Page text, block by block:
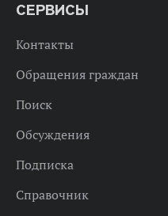
СЕРВИСЫ
Контакты
Обращения граждан
Поиск
Обсуждения
Подписка
Справочник